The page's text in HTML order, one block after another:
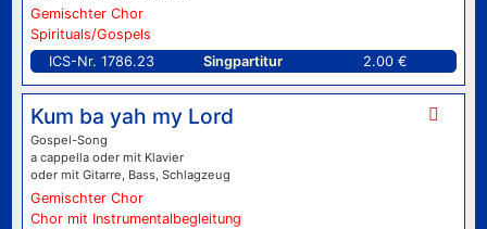
Gemischter Chor
Spirituals/Gospels
ICS-Nr. 1786.23
Singpartitur 2.00 €
Kum ba yah my Lord
Gospel-Song
a cappella oder mit Klavier
oder mit Gitarre, Bass, Schlagzeug
Gemischter Chor
Chor mit Instrumentalbegleitung